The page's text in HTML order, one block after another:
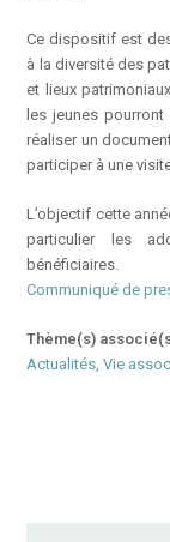
Ce dispositif est
à la diversité des
et lieux
les jeunes
réaliser un
participer à une
L’objectif cette
particulier les
bénéficiaires.
Communiqué de
Thème(s)
Actualités, Vie